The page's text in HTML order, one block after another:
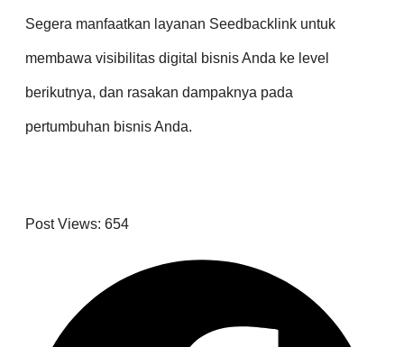
Segera manfaatkan layanan Seedbacklink untuk
membawa visibilitas digital bisnis Anda ke level
berikutnya, dan rasakan dampaknya pada
pertumbuhan bisnis Anda.
Post Views: 654